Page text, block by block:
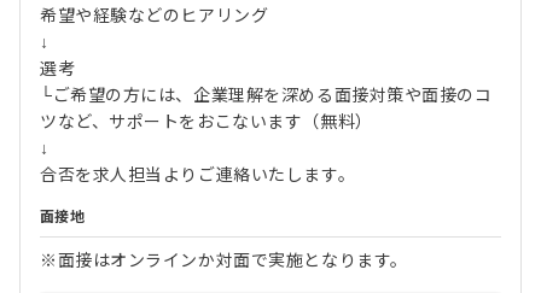
希望や経験などのヒアリング
↓
選考
└ご希望の方には、企業理解を深める面接対策や面接のコ
ツなど、サポートをおこないます（無料）
↓
合否を求人担当よりご連絡いたします。
面接地
※面接はオンラインか対面で実施となります。